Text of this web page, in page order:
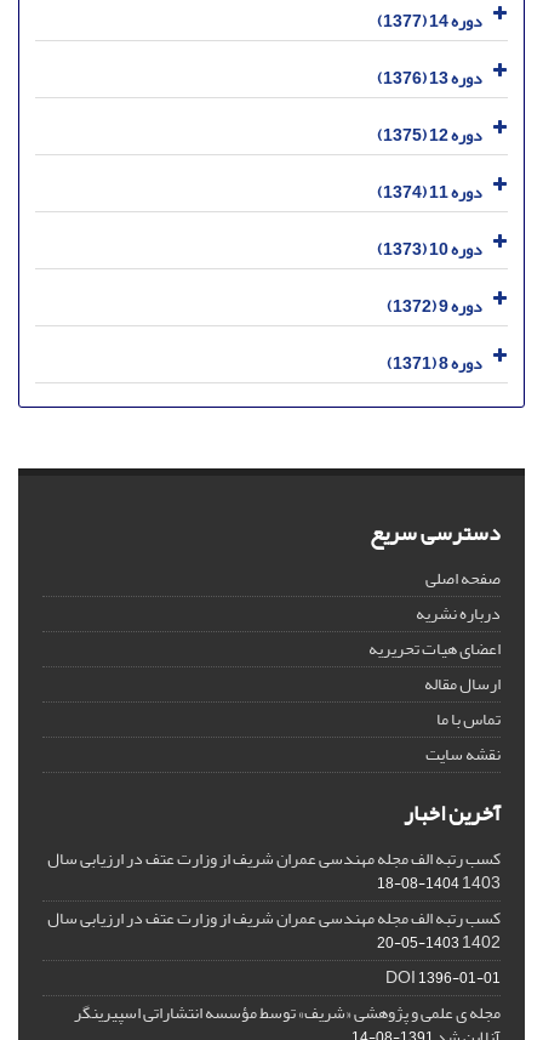
دوره 14 (1377)
دوره 13 (1376)
دوره 12 (1375)
دوره 11 (1374)
دوره 10 (1373)
دوره 9 (1372)
دوره 8 (1371)
دسترسی سریع
صفحه اصلی
درباره نشریه
اعضای هیات تحریریه
ارسال مقاله
تماس با ما
نقشه سایت
آخرین اخبار
کسب رتبه الف مجله مهندسی عمران شریف از وزارت عتف در ارزیابی سال
1403
1404-08-18
کسب رتبه الف مجله مهندسی عمران شریف از وزارت عتف در ارزیابی سال
1402
1403-05-20
DOI1396-01-01
مجله ی علمی و پژوهشی «شریف» توسط مؤسسه انتشاراتی اسپیرینگر